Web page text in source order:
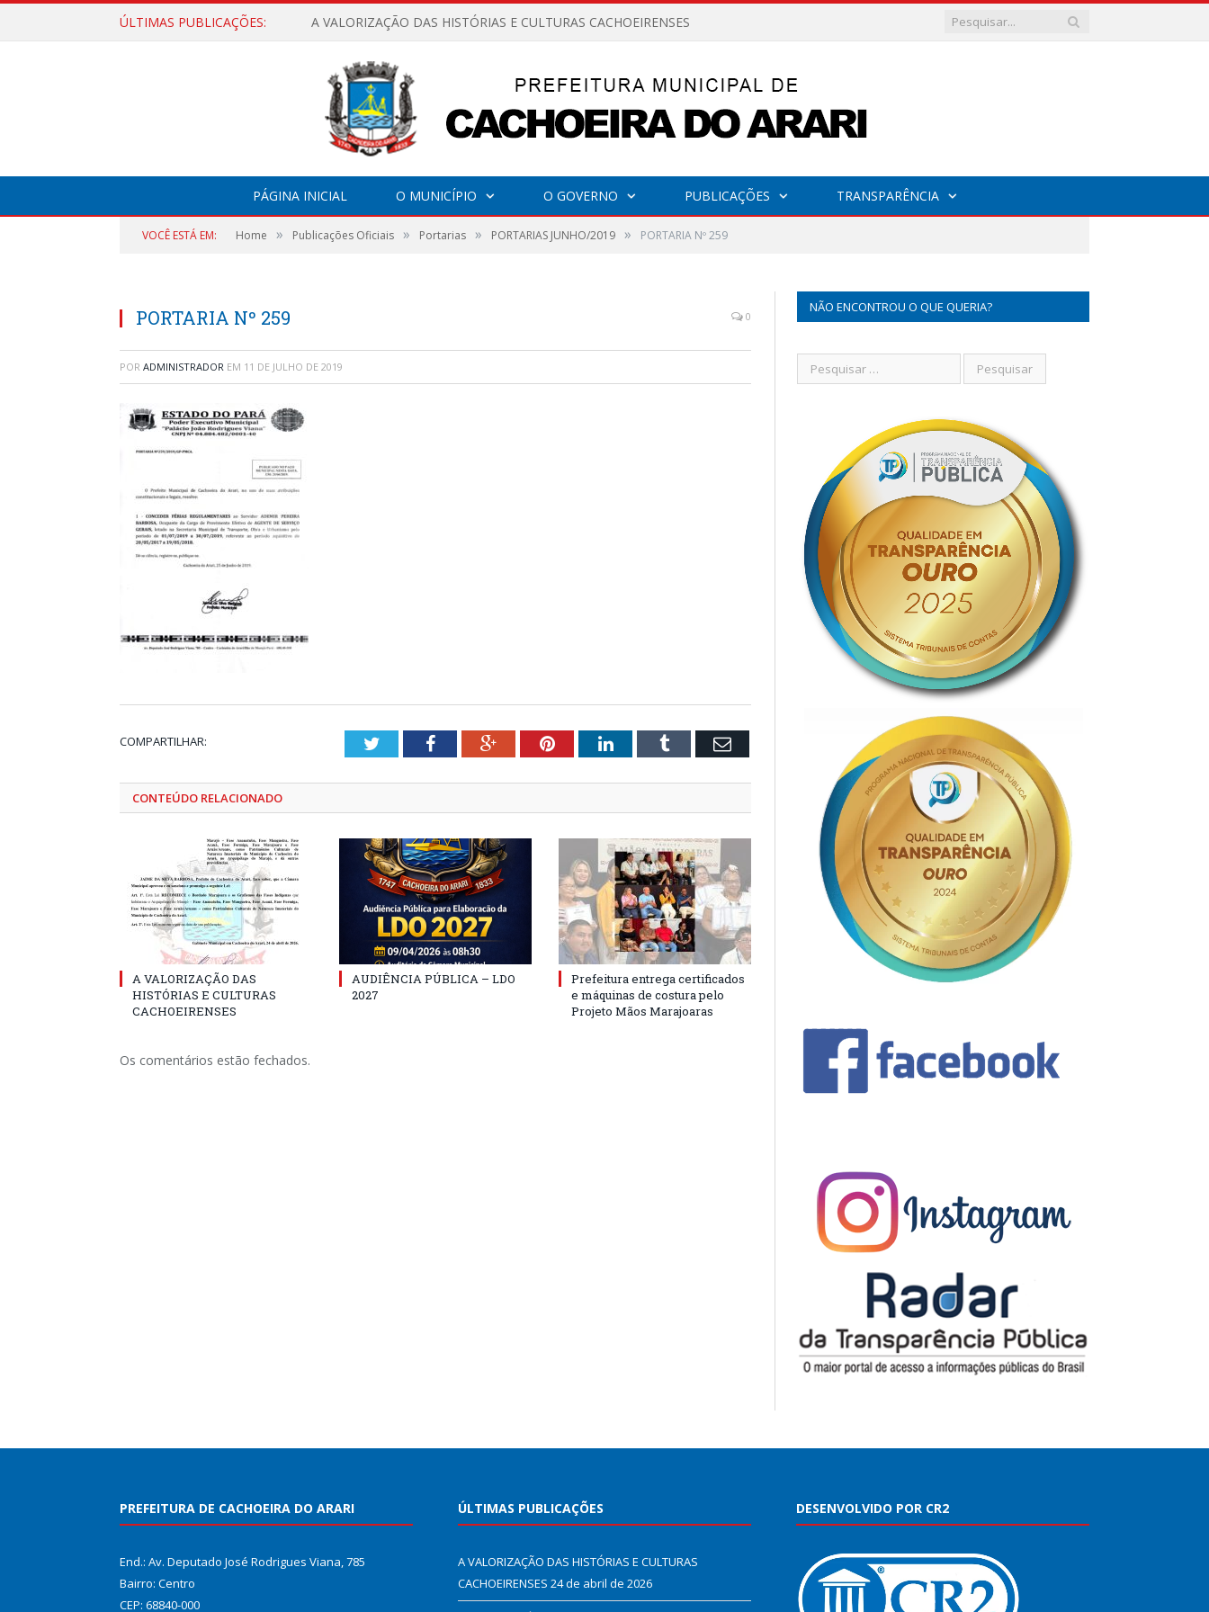
ÚLTIMAS PUBLICAÇÕES: A VALORIZAÇÃO DAS HISTÓRIAS E CULTURAS CACHOEIRENSES
PÁGINA INICIAL O MUNICÍPIO O GOVERNO PUBLICAÇÕES TRANSPARÊNCIA
VOCÊ ESTÁ EM: Home » Publicações Oficiais » Portarias » PORTARIAS JUNHO/2019 » PORTARIA Nº 259
PORTARIA Nº 259 0
POR ADMINISTRADOR EM 11 DE JULHO DE 2019
COMPARTILHAR: TwitterFacebookGoogle+PinterestLinkedInTumblr Email
CONTEÚDO RELACIONADO
A VALORIZAÇÃO DAS
HISTÓRIAS E CULTURAS
CACHOEIRENSES
AUDIÊNCIA PÚBLICA – LDO
2027
Prefeitura entrega certificados
e máquinas de costura pelo
Projeto Mãos Marajoaras
Os comentários estão fechados.
NÃO ENCONTROU O QUE QUERIA?
PREFEITURA DE CACHOEIRA DO ARARI
End.: Av. Deputado José Rodrigues Viana, 785
Bairro: Centro
CEP: 68840-000
ÚLTIMAS PUBLICAÇÕES
A VALORIZAÇÃO DAS HISTÓRIAS E CULTURAS
CACHOEIRENSES 24 de abril de 2026
DESENVOLVIDO POR CR2